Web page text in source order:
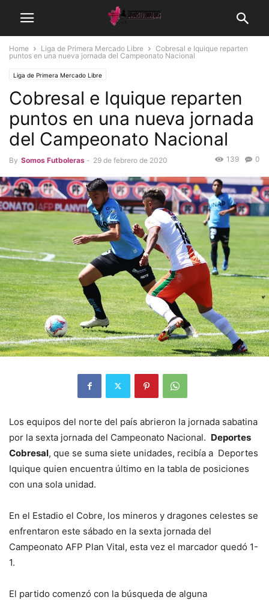
Home Liga de Primera Mercado Libre
Cobresal e Iquique reparten
puntos en una nueva jornada del Campeonato Nacional
Liga de Primera Mercado Libre
Cobresal e Iquique reparten
puntos en una nueva jornada
del Campeonato Nacional
By Somos Futboleras - 29 de febrero de 2020 0
139
Los equipos del norte del país abrieron la jornada sabatina
por la sexta jornada del Campeonato Nacional. Deportes
Cobresal, que se suma siete unidades, recibía a Deportes
Iquique quien encuentra último en la tabla de posiciones
con una sola unidad.
En el Estadio el Cobre, los mineros y dragones celestes se
enfrentaron este sábado en la sexta jornada del
Campeonato AFP Plan Vital, esta vez el marcador quedó 1-
1.
El partido comenzó con la búsqueda de alguna